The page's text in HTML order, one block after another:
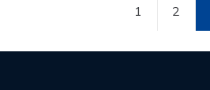
1 2